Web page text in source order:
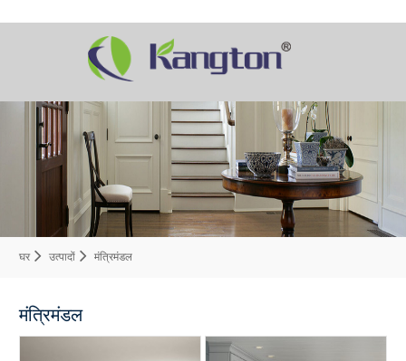
घर उत्पादों मंत्रिमंडल
मंत्रिमंडल